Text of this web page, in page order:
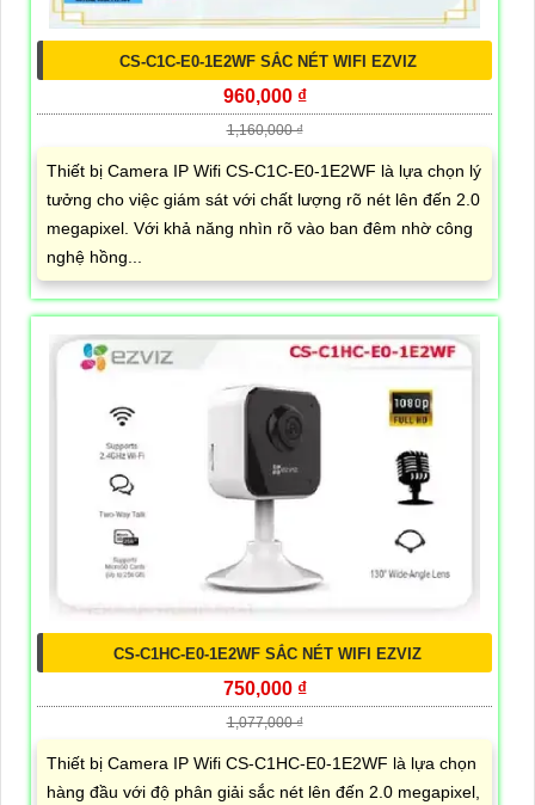
CS-C1C-E0-1E2WF SẮC NÉT WIFI EZVIZ
960,000 ₫
1,160,000 ₫
Thiết bị Camera IP Wifi CS-C1C-E0-1E2WF là lựa chọn lý
tưởng cho việc giám sát với chất lượng rõ nét lên đến 2.0
megapixel. Với khả năng nhìn rõ vào ban đêm nhờ công
nghệ hồng...
CS-C1HC-E0-1E2WF SẮC NÉT WIFI EZVIZ
750,000 ₫
1,077,000 ₫
Thiết bị Camera IP Wifi CS-C1HC-E0-1E2WF là lựa chọn
hàng đầu với độ phân giải sắc nét lên đến 2.0 megapixel,